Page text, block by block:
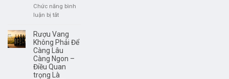
Chức năng bình
luận bị tắtở
cây
nhập
khẩu
Bà
Rịa
–
Rượu Vang
Không Phải Để
Càng Lâu
Càng Ngon –
Điều Quan
trọng Là